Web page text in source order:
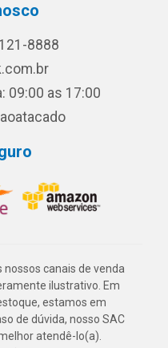
8888
09:00 as 17:00
canais de venda
ilustrativo. Em
estamos em
de dúvida, nosso SAC
atendê-lo(a).